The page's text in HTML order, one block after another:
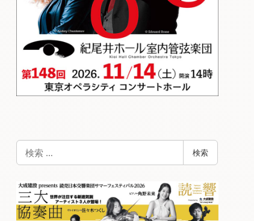
検
索
検索